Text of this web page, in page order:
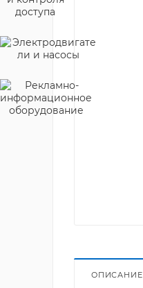
ОПИСАНИЕ